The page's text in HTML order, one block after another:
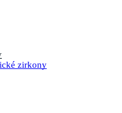
zirkony